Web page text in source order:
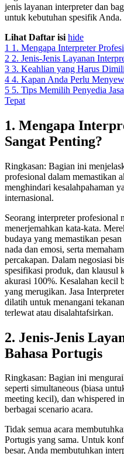
jenis layanan interpreter dan
untuk kebutuhan spesifik Anda.
Lihat Daftar isi hide
1 1. Mengapa Interpreter
2 2. Jenis-Jenis Layanan
3 3. Keahlian yang Harus
4 4. Kapan Anda Perlu
5 5. Tips Memilih Penyedia
Tepat
1. Mengapa
Sangat Penting?
Ringkasan: Bagian ini
profesional dalam memastikan
menghindari kesalahpahaman
internasional.
Seorang interpreter profesional
menerjemahkan kata-kata.
budaya yang memastikan
nada dan emosi, serta
percakapan. Dalam negosiasi
spesifikasi produk, dan klausul
akurasi 100%. Kesalahan kecil
yang merugikan. Jasa
dilatih untuk menangani
terlewat atau disalahtafsirkan.
2. Jenis-Jenis
Bahasa Portugis
Ringkasan: Bagian ini
seperti simultaneous (biasa
meeting kecil), dan whispered
berbagai scenario acara.
Tidak semua acara
Portugis yang sama. Untuk
besar, Anda membutuhkan